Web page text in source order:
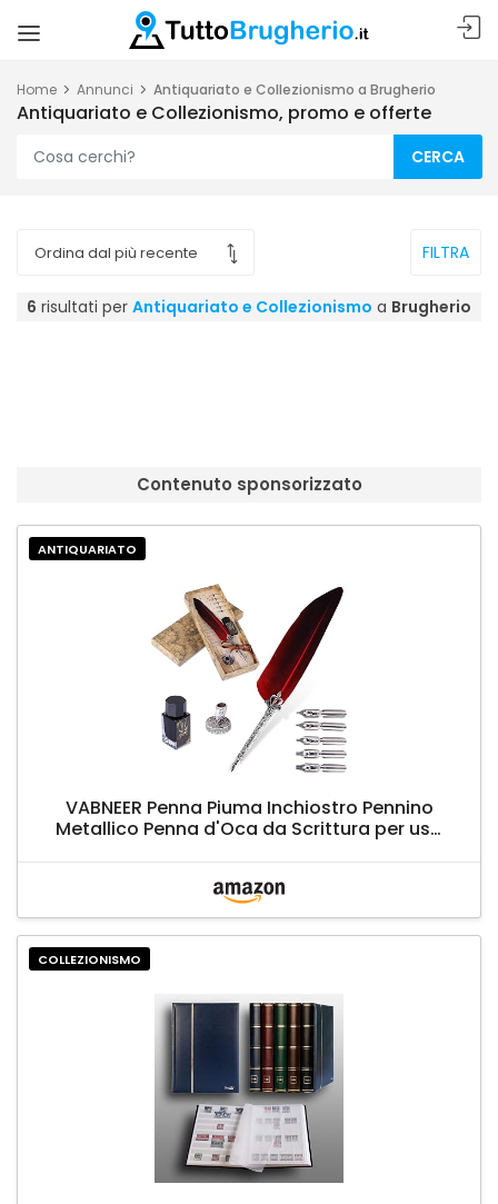
Home Annunci Antiquariato e Collezionismo a Brugherio
Antiquariato e Collezionismo, promo e offerte
CERCA
FILTRA
6 risultati per Antiquariato e Collezionismo a Brugherio
Contenuto sponsorizzato
ANTIQUARIATO
VABNEER Penna Piuma Inchiostro Pennino
Metallico Penna d'Oca da Scrittura per uso
Arredamento da Scrivania (con inchiostro)
(Rosso)
COLLEZIONISMO